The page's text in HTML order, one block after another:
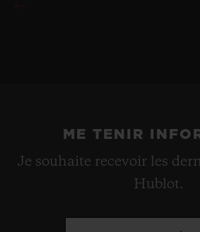
ME TENIR
Je souhaite recevoir les
Hublot.